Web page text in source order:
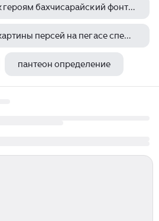
отношение автора к героям бахчисарайский фонтан
цветовое решение картины персей на пегасе спешит на спасение андромеды
пантеон определение